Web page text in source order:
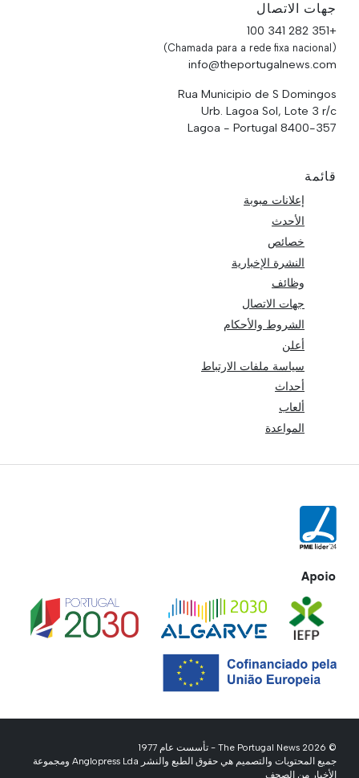
جهات الاتصال
+351 282 341 100
(Chamada para a rede fixa nacional)
info@theportugalnews.com
Rua Municipio de S Domingos
Urb. Lagoa Sol, Lote 3 r/c
8400-357 Lagoa - Portugal
قائمة
إعلانات مبوبة
الأحدث
خصائص
النشرة الإخبارية
وظائف
جهات الاتصال
الشروط والأحكام
أعلن
سياسة ملفات الارتباط
أحداث
ألعاب
المواعدة
Apoio
© 2026 The Portugal News - تأسست عام 1977
جميع المحتويات والتصميم هي حقوق الطبع والنشر Anglopress Lda ومجموعة
الأخبار من الصحف